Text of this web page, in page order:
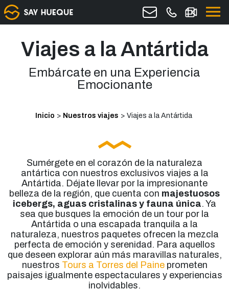
Viajes a la Antártida
Embárcate en una Experiencia
Emocionante
Inicio > Nuestros viajes > Viajes a la Antártida
Sumérgete en el corazón de la naturaleza
antártica con nuestros exclusivos viajes a la
Antártida. Déjate llevar por la impresionante
belleza de la región, que cuenta con majestuosos
icebergs, aguas cristalinas y fauna única. Ya
sea que busques la emoción de un tour por la
Antártida o una escapada tranquila a la
naturaleza, nuestros paquetes ofrecen la mezcla
perfecta de emoción y serenidad. Para aquellos
que deseen explorar aún más maravillas naturales,
nuestros Tours a Torres del Paineprometen
paisajes igualmente espectaculares y experiencias
inolvidables.